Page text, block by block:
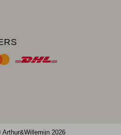
Arthur&Willemijn 2026